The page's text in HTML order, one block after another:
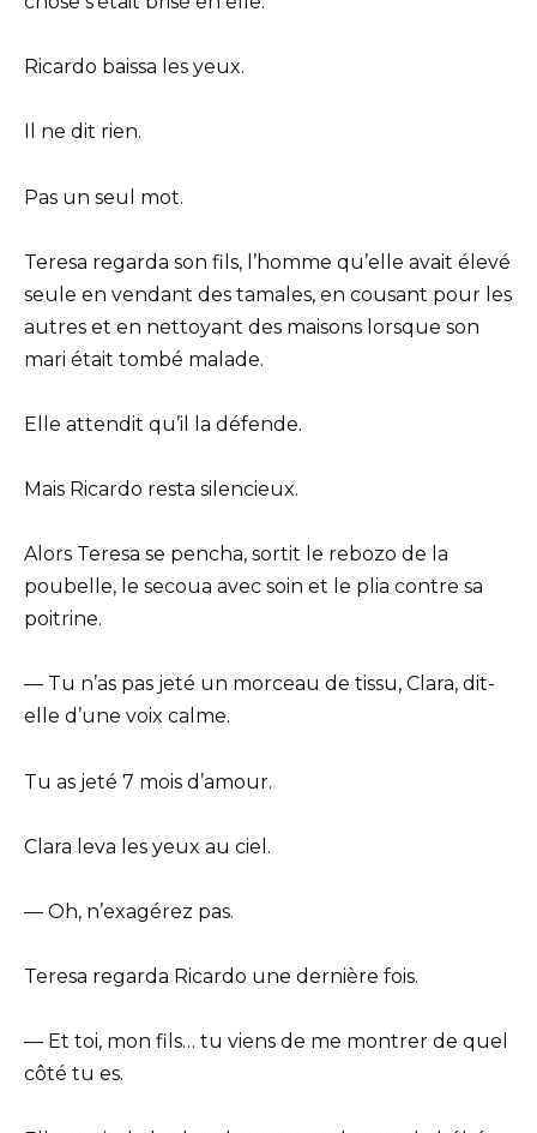
Ricardo baissa les yeux.
Il ne dit rien.
Pas un seul mot.
Teresa regarda son fils, l’homme qu’elle avait élevé
seule en vendant des tamales, en cousant pour les
autres et en nettoyant des maisons lorsque son
mari était tombé malade.
Elle attendit qu’il la défende.
Mais Ricardo resta silencieux.
Alors Teresa se pencha, sortit le rebozo de la
poubelle, le secoua avec soin et le plia contre sa
poitrine.
— Tu n’as pas jeté un morceau de tissu, Clara, dit-
elle d’une voix calme.
Tu as jeté 7 mois d’amour.
Clara leva les yeux au ciel.
— Oh, n’exagérez pas.
Teresa regarda Ricardo une dernière fois.
— Et toi, mon fils… tu viens de me montrer de quel
côté tu es.